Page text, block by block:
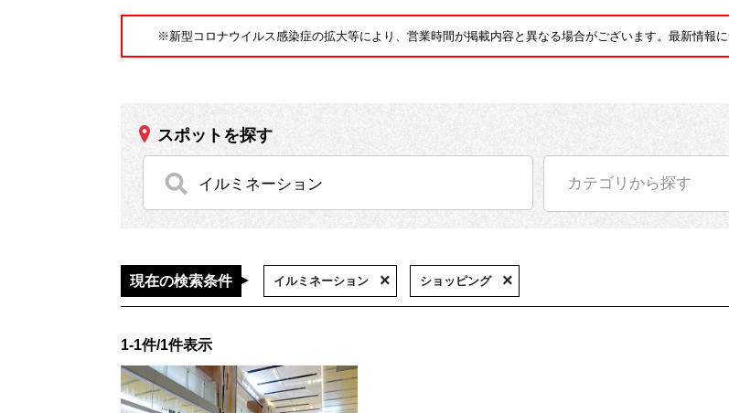
※新型コロナウイルス感染症の拡大等により、営業時間が掲載内容と異なる場合がございます。最新情報
スポットを探す
カテゴリから探す
現在の検索条件 イルミネーション ショッピング
1-1件/1件表示